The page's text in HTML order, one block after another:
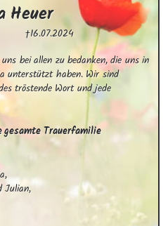
Heuer
†16.07.2024
bei allen zu bedanken, die uns in
unterstützt haben. Wir sind
tröstende Wort und jede
gesamte Trauerfamilie
Julian,